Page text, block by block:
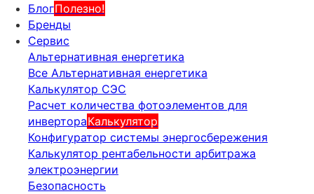
БлогПолезно!
Бренды
Сервис
Альтернативная енергетика
Все Альтернативная енергетика
Калькулятор СЭС
Расчет количества фотоэлементов для
инвертораКалькулятор
Конфигуратор системы энергосбережения
Калькулятор рентабельности арбитража
электроэнергии
Безопасность